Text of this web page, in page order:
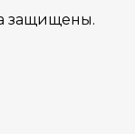
защищены.